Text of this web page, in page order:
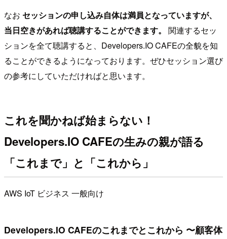
なお セッションの申し込み自体は満員となっていますが、
当日空きがあれば聴講することができます。
関連するセッ
ションを全て聴講すると、Developers.IO CAFEの全貌を知
ることができるようになっております。ぜひセッション選び
の参考にしていただければと思います。
これを聞かねば始まらない！
Developers.IO CAFEの生みの親が語る
「これまで」と「これから」
AWS IoT ビジネス 一般向け
Developers.IO CAFEのこれまでとこれから 〜顧客体